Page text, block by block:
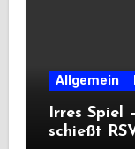
Allgemein
Irres Spiel
schießt